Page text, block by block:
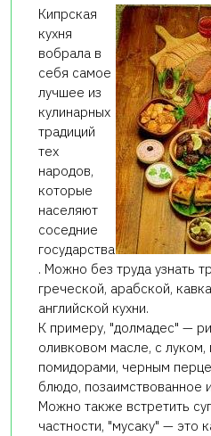
Кипрская
кухня
вобрала в
себя самое
лучшее из
кулинарных
традиций
тех
народов,
которые
населяют
соседние
государства
. Можно без труда узнать
греческой, арабской,
английской кухни.
К примеру, "долмадес" —
оливковом масле, с
помидорами, черным
блюдо, позаимствованное
Можно также встретить
частности, "мусаку" — это